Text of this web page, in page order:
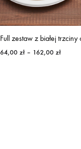
Full zestaw z białej
64,00 zł – 162,00 złZakres